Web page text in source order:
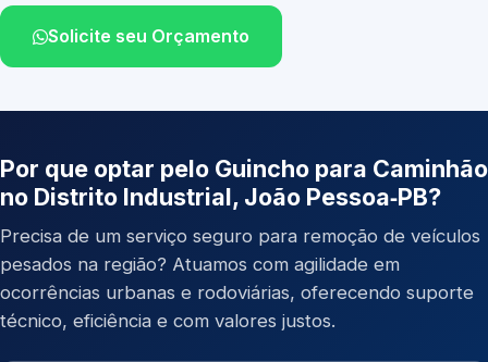
Solicite seu Orçamento
Por que optar pelo Guincho para Caminhão
no Distrito Industrial, João Pessoa‑PB?
Precisa de um serviço seguro para remoção de veículos
pesados na região? Atuamos com agilidade em
ocorrências urbanas e rodoviárias, oferecendo suporte
técnico, eficiência e com valores justos.